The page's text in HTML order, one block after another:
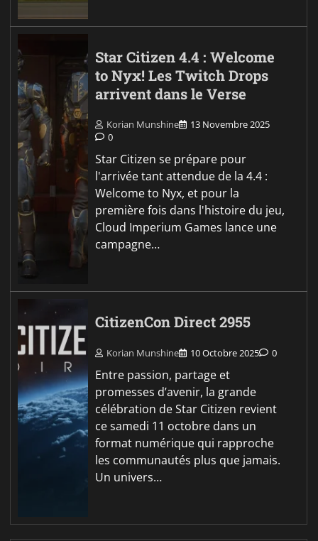
Star Citizen 4.4 : Welcome
to Nyx! Les Twitch Drops
arrivent dans le Verse
Korian Munshine
13 Novembre 2025
0
Star Citizen se prépare pour
l'arrivée tant attendue de la 4.4 :
Welcome to Nyx, et pour la
première fois dans l'histoire du jeu,
Cloud Imperium Games lance une
campagne…
CitizenCon Direct 2955
Korian Munshine 10 Octobre 2025 0
Entre passion, partage et
promesses d’avenir, la grande
célébration de Star Citizen revient
ce samedi 11 octobre dans un
format numérique qui rapproche
les communautés plus que jamais.
Un univers…